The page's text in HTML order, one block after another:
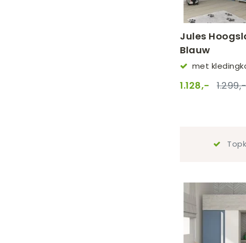
Jules
Blauw
met
1.128,-